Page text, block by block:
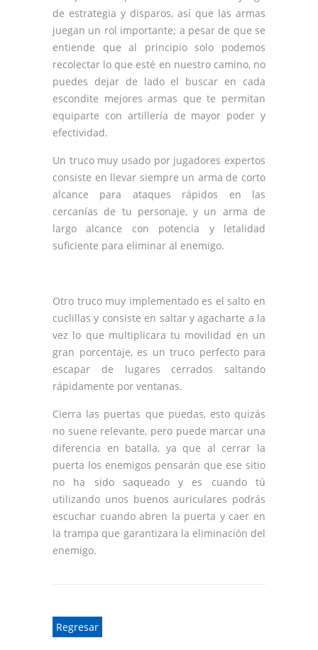
de estrategia y disparos, así que las armas
juegan un rol importante; a pesar de que se
entiende que al principio solo podemos
recolectar lo que esté en nuestro camino, no
puedes dejar de lado el buscar en cada
escondite mejores armas que te permitan
equiparte con artillería de mayor poder y
efectividad.
Un truco muy usado por jugadores expertos
consiste en llevar siempre un arma de corto
alcance para ataques rápidos en las
cercanías de tu personaje, y un arma de
largo alcance con potencia y letalidad
suficiente para eliminar al enemigo.
Otro truco muy implementado es el salto en
cuclillas y consiste en saltar y agacharte a la
vez lo que multiplicara tu movilidad en un
gran porcentaje, es un truco perfecto para
escapar de lugares cerrados saltando
rápidamente por ventanas.
Cierra las puertas que puedas, esto quizás
no suene relevante, pero puede marcar una
diferencia en batalla, ya que al cerrar la
puerta los enemigos pensarán que ese sitio
no ha sido saqueado y es cuando tú
utilizando unos buenos auriculares podrás
escuchar cuando abren la puerta y caer en
la trampa que garantizara la eliminación del
enemigo.
Regresar